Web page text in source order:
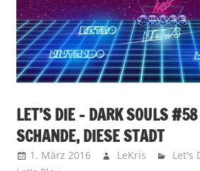
LET’S DIE – DARK SOULS
SCHANDE, DIESE STADT
1. März 2016 LeKris Let's